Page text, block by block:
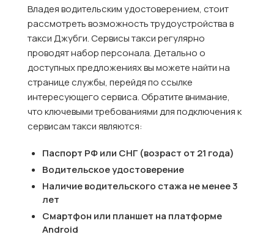
Владея водительским удостоверением, стоит
рассмотреть возможность трудоустройства в
такси Джубги. Сервисы такси регулярно
проводят набор персонала. Детально о
доступных предложениях вы можете найти на
странице службы, перейдя по ссылке
интересующего сервиса. Обратите внимание,
что ключевыми требованиями для подключения к
сервисам такси являются:
Паспорт РФ или СНГ (возраст от 21 года)
Водительское удостоверение
Наличие водительского стажа не менее 3
лет
Смартфон или планшет на платформе
Android